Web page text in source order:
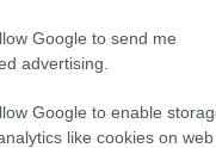
Google to send me
advertising.
Google to enable
like cookies on
KÉT AUTÓ ÜTKÖZÖTT
MENTŐK IS A
2026. augusztus 06|